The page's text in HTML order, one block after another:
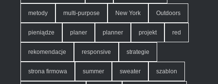
metody multi-purpose New York Outdoors
pieniądze planer planner projekt red
rekomendacje responsive strategie
strona firmowa summer sweater szablon